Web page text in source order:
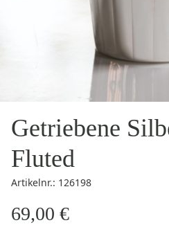
Getriebene
Fluted
Artikelnr.: 126198
69,00 €